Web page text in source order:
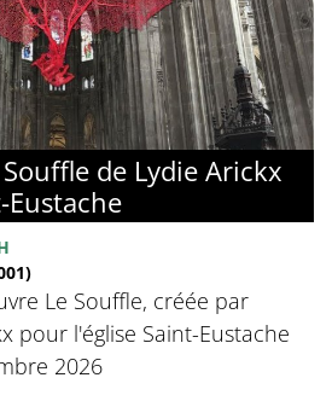
de Lydie Arickx
Eustache
Le Souffle, créée par
pour l'église Saint-Eustache
2026